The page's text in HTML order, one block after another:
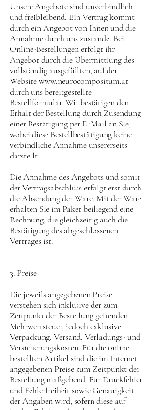
Unsere Angebote sind unverbindlich
und freibleibend. Ein Vertrag kommt
durch ein Angebot von Ihnen und die
Annahme durch uns zustande. Bei
Online-Bestellungen erfolgt ihr
Angebot durch die Übermittlung des
vollständig ausgefüllten, auf der
Websitewww.neurocompositum.at
durch uns bereitgestellte
Bestellformular. Wir bestätigen den
Erhalt der Bestellung durch Zusendung
einer Bestätigung per E-Mail an Sie,
wobei diese Bestellbestätigung keine
verbindliche Annahme unsererseits
darstellt.
Die Annahme des Angebots und somit
der Vertragsabschluss erfolgt erst durch
die Absendung der Ware. Mit der Ware
erhalten Sie im Paket beiliegend eine
Rechnung, die gleichzeitig auch die
Bestätigung des abgeschlossenen
Vertrages ist.
3. Preise
Die jeweils angegebenen Preise
verstehen sich inklusive der zum
Zeitpunkt der Bestellung geltenden
Mehrwertsteuer, jedoch exklusive
Verpackung, Versand, Verladungs- und
Versicherungskosten. Für die online
bestellten Artikel sind die im Internet
angegebenen Preise zum Zeitpunkt der
Bestellung maßgebend. Für Druckfehler
und Fehlerfreiheit sowie Genauigkeit
der Angaben wird, sofern diese auf